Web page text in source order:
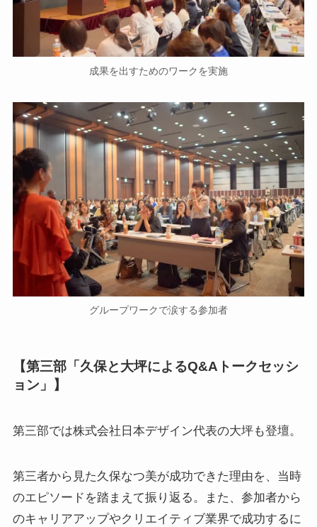
成果を出すためのワークを実施
グループワークで涙する参加者
【第三部「久保と大坪によるQ&Aトークセッシ
ョン」】
第三部では株式会社日本デザイン代表の大坪も登壇。
第三者から見た久保なつ美が成功できた理由を、当時
のエピソードを踏まえて振り返る。また、参加者から
のキャリアアップやクリエイティブ業界で成功するに